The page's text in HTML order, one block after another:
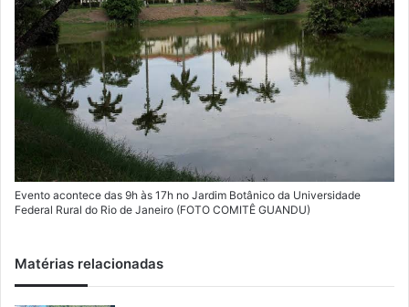
Evento acontece das 9h às 17h no Jardim Botânico da Universidade
Federal Rural do Rio de Janeiro (FOTO COMITÊ GUANDU)
Matérias relacionadas